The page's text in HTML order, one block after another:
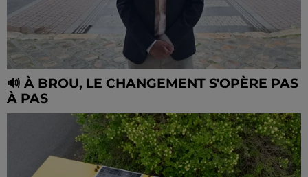
🔊 À BROU, LE CHANGEMENT S'OPÈRE PAS
À PAS